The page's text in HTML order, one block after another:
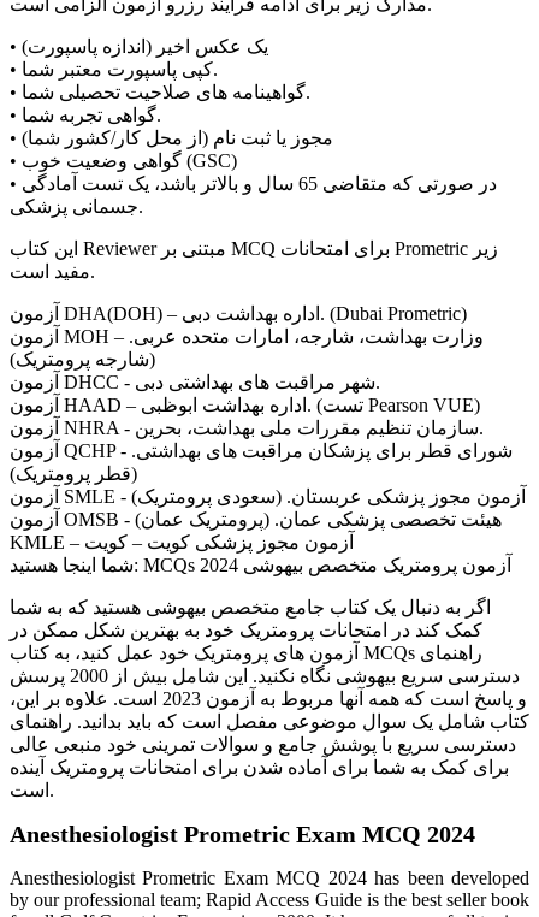
مدارک زیر برای ادامه فرآیند رزرو آزمون الزامی است.
• یک عکس اخیر (اندازه پاسپورت)
• کپی پاسپورت معتبر شما.
• گواهینامه های صلاحیت تحصیلی شما.
• گواهی تجربه شما.
• مجوز یا ثبت نام (از محل کار/کشور شما)
• گواهی وضعیت خوب (GSC)
• در صورتی که متقاضی 65 سال و بالاتر باشد، یک تست آمادگی
جسمانی پزشکی.
این کتاب Reviewer مبتنی بر MCQ برای امتحانات Prometric زیر
مفید است.
آزمون DHA(DOH) – اداره بهداشت دبی. (Dubai Prometric)
آزمون MOH – وزارت بهداشت، شارجه، امارات متحده عربی.
(شارجه پرومتریک)
آزمون DHCC - شهر مراقبت های بهداشتی دبی.
آزمون HAAD – اداره بهداشت ابوظبی. (تست Pearson VUE)
آزمون NHRA - سازمان تنظیم مقررات ملی بهداشت، بحرین.
آزمون QCHP - شورای قطر برای پزشکان مراقبت های بهداشتی.
(قطر پرومتریک)
آزمون SMLE - آزمون مجوز پزشکی عربستان. (سعودی پرومتریک)
آزمون OMSB - هیئت تخصصی پزشکی عمان. (پرومتریک عمان)
KMLE – آزمون مجوز پزشکی کویت – کویت
شما اینجا هستید: MCQs آزمون پرومتریک متخصص بیهوشی 2024
اگر به دنبال یک کتاب جامع متخصص بیهوشی هستید که به شما
کمک کند در امتحانات پرومتریک خود به بهترین شکل ممکن در
آزمون های پرومتریک خود عمل کنید، به کتاب MCQs راهنمای
دسترسی سریع بیهوشی نگاه نکنید. این شامل بیش از 2000 پرسش
و پاسخ است که همه آنها مربوط به آزمون 2023 است. علاوه بر این،
کتاب شامل یک سوال موضوعی مفصل است که باید بدانید. راهنمای
دسترسی سریع با پوشش جامع و سوالات تمرینی خود منبعی عالی
برای کمک به شما برای آماده شدن برای امتحانات پرومتریک آینده
است.
Anesthesiologist Prometric Exam MCQ 2024
Anesthesiologist Prometric Exam MCQ 2024 has been developed
by our professional team; Rapid Access Guide is the best seller book